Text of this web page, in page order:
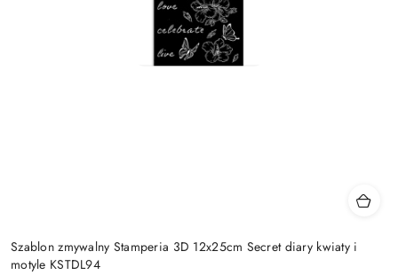
Szablon zmywalny Stamperia 3D 12x25cm Secret diary kwiaty i
motyle KSTDL94